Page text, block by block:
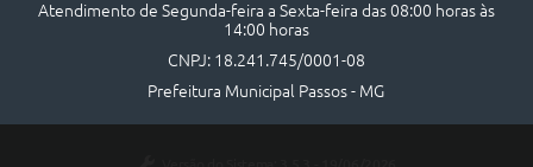
Atendimento de Segunda-feira a Sexta-feira das 08:00 horas às
14:00 horas
CNPJ: 18.241.745/0001-08
Prefeitura Municipal Passos - MG